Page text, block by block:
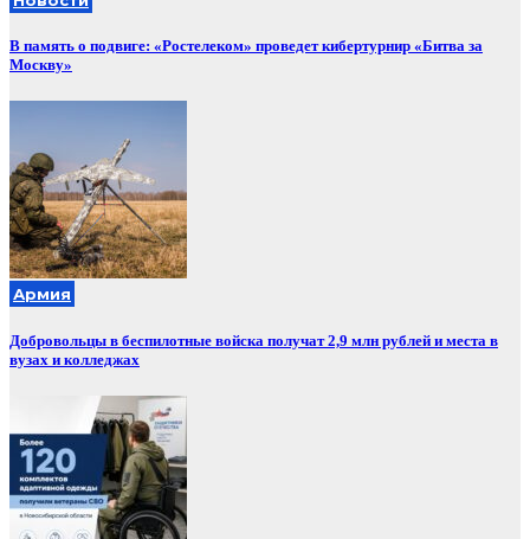
В память о подвиге: «Ростелеком» проведет кибертурнир «Битва за
Москву»
Армия
Добровольцы в беспилотные войска получат 2,9 млн рублей и места в
вузах и колледжах